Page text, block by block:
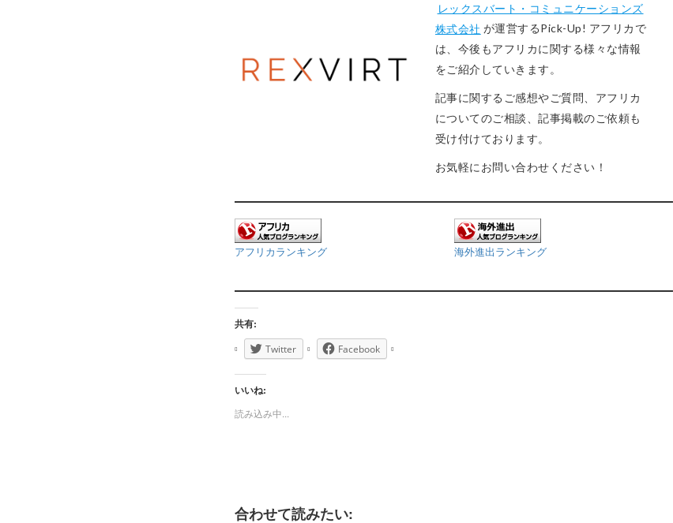
レックスバート・コミュニケーションズ
株式会社 が運営するPick-Up! アフリカで
は、今後もアフリカに関する様々な情報
をご紹介していきます。
記事に関するご感想やご質問、アフリカ
についてのご相談、記事掲載のご依頼も
受け付けております。
お気軽にお問い合わせください！
アフリカランキング 海外進出ランキング
共有:
Twitter Facebook
いいね:
読み込み中...
合わせて読みたい: